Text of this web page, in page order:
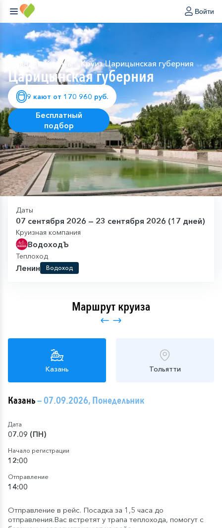
Войти
Главная Круизы Круиз Царицынская губерния
Царицынская губерния
9 кают от 170 960 руб.
Бесплатный
подбор
Даты
07 сентября 2026 — 23 сентября 2026 (17 дней)
Круизная компания
ВодоходЪ
Теплоход
Ленин Водоход
Маршрут круиза
Казань Тольятти
Казань— 07.09.2026, Понедельник
Дата
07.09 (ПН)
Начало регистрации
12:00
Отправление
14:00
Отправление в рейс. Посадка за 1,5 часа до
отправления.Вас встретят у трапа теплохода, помогут с